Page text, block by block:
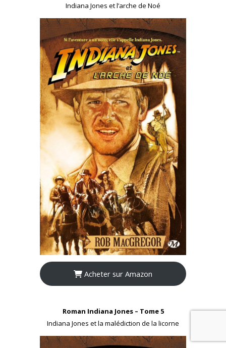
Indiana Jones et l’arche de Noé
Acheter sur Amazon
Roman Indiana Jones – Tome 5
Indiana Jones et la malédiction de la licorne